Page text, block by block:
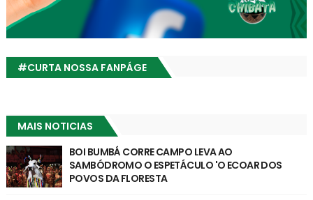
#CURTA NOSSA FANPÁGE
MAIS NOTICIAS
BOI BUMBÁ CORRE CAMPO LEVA AO
SAMBÓDROMO O ESPETÁCULO 'O ECOAR DOS
POVOS DA FLORESTA